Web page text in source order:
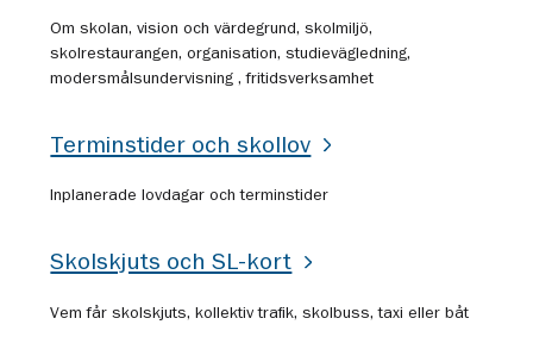
Om skolan, vision och värdegrund, skolmiljö,
skolrestaurangen, organisation, studievägledning,
modersmålsundervisning , fritidsverksamhet
Terminstider och skollov
Inplanerade lovdagar och terminstider
Skolskjuts och SL-kort
Vem får skolskjuts, kollektiv trafik, skolbuss, taxi eller båt